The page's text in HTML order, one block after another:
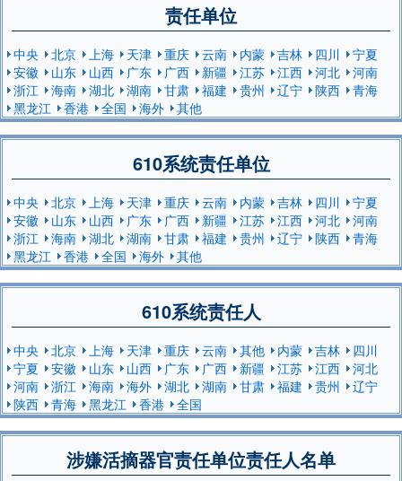
责任单位
中央 北京 上海 天津 重庆 云南 内蒙 吉林 四川
宁夏
安徽
山东 山西 广东 广西 新疆 江苏 江西 河北
河南
浙江
海南 湖北 湖南 甘肃 福建 贵州 辽宁 陕西
青海
黑龙江
香港 全国 海外 其他
610系统责任单位
中央 北京 上海 天津 重庆 云南 内蒙 吉林 四川
宁夏
安徽
山东 山西 广东 广西 新疆 江苏 江西 河北
河南
浙江
海南 湖北 湖南 甘肃 福建 贵州 辽宁 陕西
青海
黑龙江
香港 全国 海外 其他
610系统责任人
中央 北京 上海 天津 重庆 云南 其他 内蒙 吉林
四川
宁夏
安徽 山东 山西 广东 广西 新疆 江苏 江西
河北
河南
浙江 海南 海外 湖北 湖南 甘肃 福建 贵州
辽宁
陕西
青海 黑龙江 香港 全国
涉嫌活摘器官责任单位责任人名单